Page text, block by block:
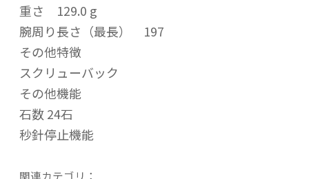
重さ 129.0 g
腕周り長さ（最長） 197
その他特徴
スクリューバック
その他機能
石数 24石
秒針停止機能
関連カテゴリ：